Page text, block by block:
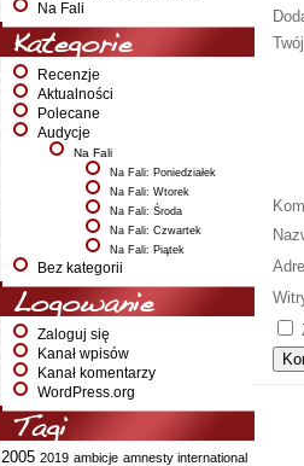
Na Fali
Kategorie
Recenzje
Aktualności
Polecane
Audycje
Na Fali
Na Fali: Poniedziałek
Na Fali: Wtorek
Na Fali: Środa
Na Fali: Czwartek
Na Fali: Piątek
Bez kategorii
Logowanie
Zaloguj się
Kanał wpisów
Kanał komentarzy
WordPress.org
Tagi
2005 2019 ambicje amnesty international